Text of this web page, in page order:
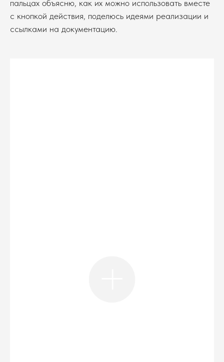
пальцах объясню, как их можно использовать вместе
с кнопкой действия, поделюсь идеями реализации и
ссылками на документацию.